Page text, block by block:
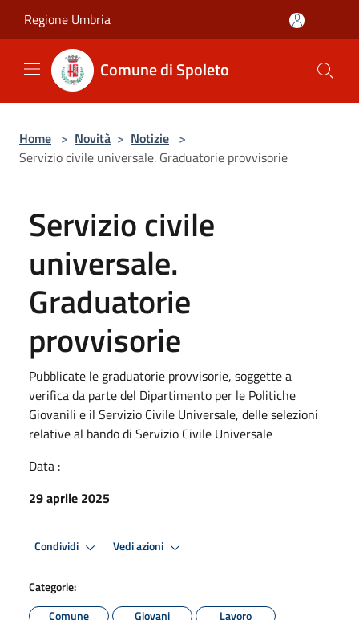
Regione Umbria
Comune di Spoleto
Home > Novità > Notizie >
Servizio civile universale. Graduatorie provvisorie
Servizio civile
universale.
Graduatorie
provvisorie
Pubblicate le graduatorie provvisorie, soggette a
verifica da parte del Dipartimento per le Politiche
Giovanili e il Servizio Civile Universale, delle selezioni
relative al bando di Servizio Civile Universale
Data :
29 aprile 2025
Condividi Vedi azioni
Categorie:
Comune
Giovani Lavoro